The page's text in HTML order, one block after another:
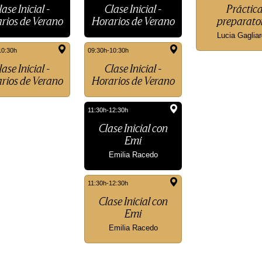
y mindfulness'
Inicial con Emi', 18:30h 'Clase Inicial con Emi', 18:30h
Inicial con José' y 18:30h 'Clase Inicial - Horarios de
Inicial con Emi', 18:30h 'Clase Inicial con Emi', 18:30h
Inicial -
de Verano
Inicial -
de Verano
Clase Inicial -
Horarios de Verano
09:30h-10:30h
Clase Inicial -
Horarios de Verano
11:30h-12:30h
Clase Inicial con
Emi
Emilia Racedo
11:30h-12:30h
Clase Inicial con
Emi
Emilia Racedo
Lucia